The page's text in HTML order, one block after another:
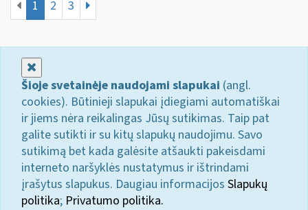
1 2 3
Šioje svetainėje naudojami slapukai (angl.
cookies). Būtinieji slapukai įdiegiami automatiškai
ir jiems nėra reikalingas Jūsų sutikimas. Taip pat
galite sutikti ir su kitų slapukų naudojimu. Savo
sutikimą bet kada galėsite atšaukti pakeisdami
interneto naršyklės nustatymus ir ištrindami
įrašytus slapukus. Daugiau informacijos Slapukų
politika; Privatumo politika.